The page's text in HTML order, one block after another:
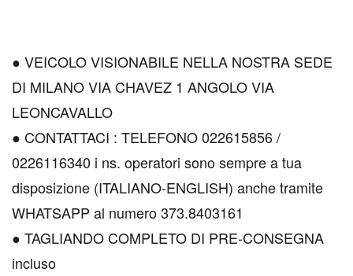
● VEICOLO VISIONABILE NELLA NOSTRA SEDE
DI MILANO VIA CHAVEZ 1 ANGOLO VIA
LEONCAVALLO
● CONTATTACI : TELEFONO 022615856 /
0226116340 i ns. operatori sono sempre a tua
disposizione (ITALIANO-ENGLISH) anche tramite
WHATSAPP al numero 373.8403161
● TAGLIANDO COMPLETO DI PRE-CONSEGNA
incluso